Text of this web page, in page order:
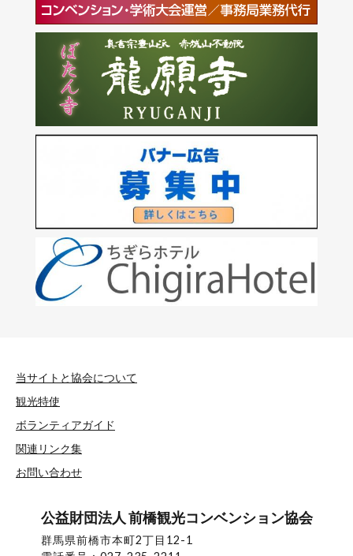
当サイトと協会について
観光特使
ボランティアガイド
関連リンク集
お問い合わせ
公益財団法人 前橋観光コンベンション協会
群馬県前橋市本町2丁目12-1